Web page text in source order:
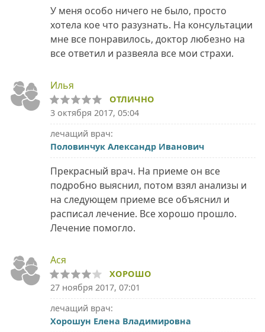
У меня особо ничего не было, просто
хотела кое что разузнать. На консультации
мне все понравилось, доктор любезно на
все ответил и развеяла все мои страхи.
Илья
ОТЛИЧНО
3 октября 2017, 05:04
лечащий врач:
Половинчук Александр Иванович
Прекрасный врач. На приеме он все
подробно выяснил, потом взял анализы и
на следующем приеме все объяснил и
расписал лечение. Все хорошо прошло.
Лечение помогло.
Ася
ХОРОШО
27 ноября 2017, 07:01
лечащий врач:
Хорошун Елена Владимировна